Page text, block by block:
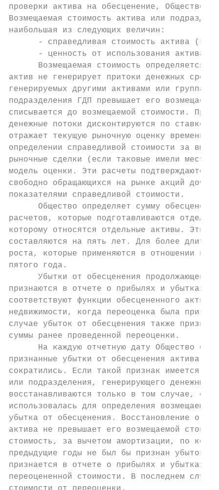
проверки актива на обесценение, Общество
Возмещаемая стоимость актива или
наибольшая из следующих величин:
- справедливая стоимость актива
- ценность от использования актива
Возмещаемая стоимость определяется
актив не генерирует притоки денежных
генерируемых другими активами или
подразделения ГДП превышает его
списывается до возмещаемой стоимости. При
денежные потоки дисконтируются по ставке
отражает текущую рыночную оценку
определении справедливой стоимости за
рыночные сделки (если таковые имели
модель оценки. Эти расчеты подтверждаются
свободно обращающихся на рынке акций
показателями справедливой стоимости.
Общество определяет сумму
расчетов, которые подготавливаются
которому относятся отдельные активы. Эти
составляются на пять лет. Для более
роста, которые применяются в отношении
пятого года.
Убытки от обесценения
признаются в отчете о прибылях и убытках
соответствуют функции обесцененного
недвижимости, когда переоценка была
случае убыток от обесценения также
суммы ранее проведенной переоценки.
На каждую отчетную дату Общество
признанные убытки от обесценения актива,
сократились. Если такой признак имеется,
или подразделения, генерирующего денежные
восстанавливаются только в том случае,
использовалась для определения
убытка от обесценения. Восстановление
актива не превышает его возмещаемой
стоимость, за вычетом амортизации, по
предыдущие годы не был бы признан убыток
признается в отчете о прибылях и убытках,
переоцененной стоимости. В последнем